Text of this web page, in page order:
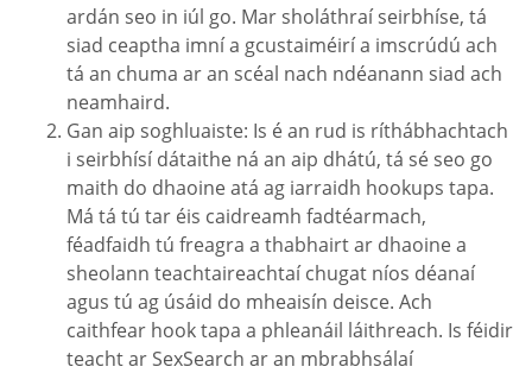
ardán seo in iúl go. Mar sholáthraí seirbhíse, tá
siad ceaptha imní a gcustaiméirí a imscrúdú ach
tá an chuma ar an scéal nach ndéanann siad ach
neamhaird.
Gan aip soghluaiste: Is é an rud is ríthábhachtach
i seirbhísí dátaithe ná an aip dhátú, tá sé seo go
maith do dhaoine atá ag iarraidh hookups tapa.
Má tá tú tar éis caidreamh fadtéarmach,
féadfaidh tú freagra a thabhairt ar dhaoine a
sheolann teachtaireachtaí chugat níos déanaí
agus tú ag úsáid do mheaisín deisce. Ach
caithfear hook tapa a phleanáil láithreach. Is féidir
teacht ar SexSearch ar an mbrabhsálaí